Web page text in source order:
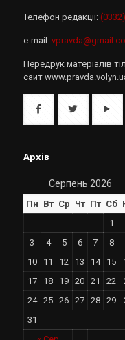
Телефон редакції:
e-mail:
Передрук матеріалів
сайт
Архів
Серпень 2026
Пн Вт Ср Чт Пт Сб
1
3
4 5 6 7 8
10
11 12 13 14 15
17
18 19 20 21 22
24
25 26 27 28 29
31